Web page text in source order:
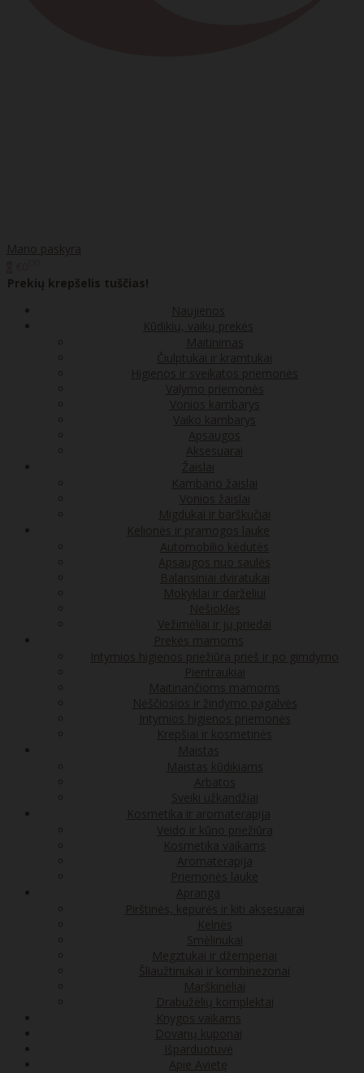
Mano paskyra
Prekių krepšelis tuščias!
Naujienos
Kūdikių, vaikų prekės
Maitinimas
Čiulptukai ir kramtukai
Higienos ir sveikatos priemonės
Valymo priemonės
Vonios kambarys
Vaiko kambarys
Apsaugos
Aksesuarai
Žaislai
Kambario žaislai
Vonios žaislai
Migdukai ir barškučiai
Kelionės ir pramogos lauke
Automobilio kėdutės
Apsaugos nuo saulės
Balansiniai dviratukai
Mokyklai ir darželiui
Nešioklės
Vežimėliai ir jų priedai
Prekės mamoms
Intymios higienos priežiūra prieš ir po gimdymo
Pientraukiai
Maitinančioms mamoms
Nėščiosios ir žindymo pagalvės
Intymios higienos priemonės
Krepšiai ir kosmetinės
Maistas
Maistas kūdikiams
Arbatos
Sveiki užkandžiai
Kosmetika ir aromaterapija
Veido ir kūno priežiūra
Kosmetika vaikams
Aromaterapija
Priemonės lauke
Apranga
Pirštinės, kepurės ir kiti aksesuarai
Kelnės
Smėlinukai
Megztukai ir džemperiai
Šliaužtinukai ir kombinezonai
Marškinėliai
Drabužėlių komplektai
Knygos vaikams
Dovanų kuponai
Išparduotuvė
Apie Avietę